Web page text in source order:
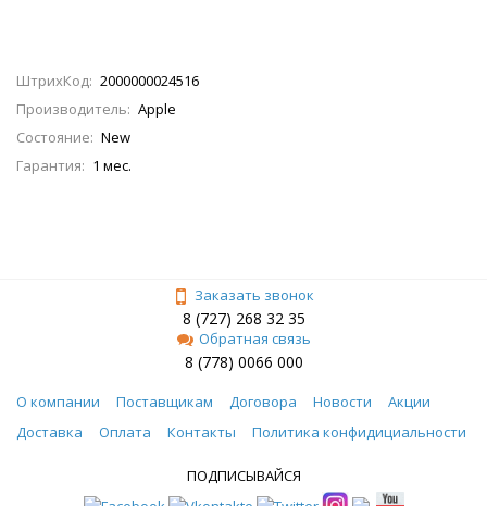
ШтрихКод: 2000000024516
Производитель: Apple
Состояние: New
Гарантия: 1 мес.
Заказать звонок
8 (727) 268 32 35
Обратная связь
8 (778) 0066 000
О компании Поставщикам Договора Новости
Акции
Доставка
Оплата Контакты Политика конфидициальности
ПОДПИСЫВАЙСЯ